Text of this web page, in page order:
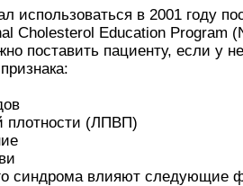
использоваться в 2001 году
Cholesterol Education Program
поставить пациенту, если у
плотности (ЛПВП)
синдрома влияют следующие